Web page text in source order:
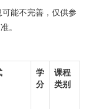
能不完善，仅供参
。
学
分
课程
类别